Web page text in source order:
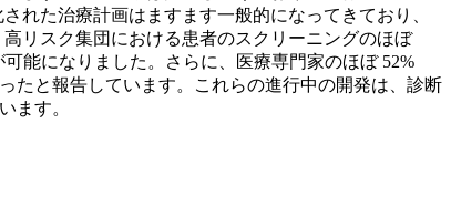
れた治療計画はますます一般的になってきており、
リスク集団における患者のスクリーニングのほぼ
能になりました。さらに、医療専門家のほぼ 52%
たと報告しています。これらの進行中の開発は、診断
ます。